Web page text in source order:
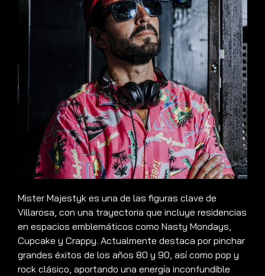
Mister Majestyk es una de las figuras clave de
Villarosa, con una trayectoria que incluye residencias
en espacios emblemáticos como Nasty Mondays,
Cupcake y Crappy. Actualmente destaca por pinchar
grandes éxitos de los años 80 y 90, así como pop y
rock clásico, aportando una energía inconfundible